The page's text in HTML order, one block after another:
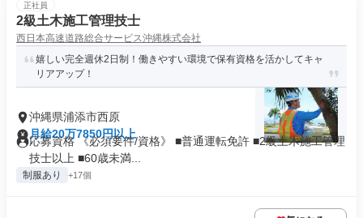
正社員
2級土木施工管理技士
西日本高速道路総合サービス沖縄株式会社
嬉しい完全週休2日制！働きやすい環境で保有資格を活かしてキャ
リアアップ！
沖縄県浦添市西原
月給20万7850円以上
応募資格 《必須要件/資格》 ■普通運転免許 ■2級土木施工管理
技士以上 ■60歳未満...
制服あり +17個